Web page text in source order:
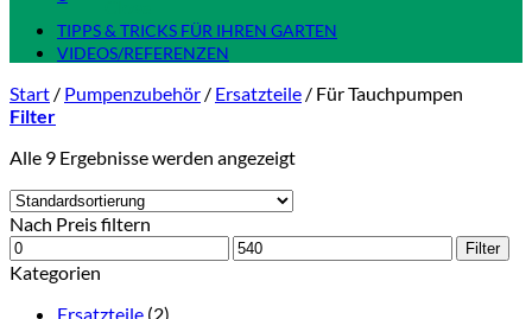
TIPPS & TRICKS FÜR IHREN GARTEN
VIDEOS/REFERENZEN
Start / Pumpenzubehör / Ersatzteile / Für Tauchpumpen
Filter
Alle 9 Ergebnisse werden angezeigt
Nach Preis filtern
Min.
Preis
Max.
Preis
Filter
Kategorien
Ersatzteile (2)